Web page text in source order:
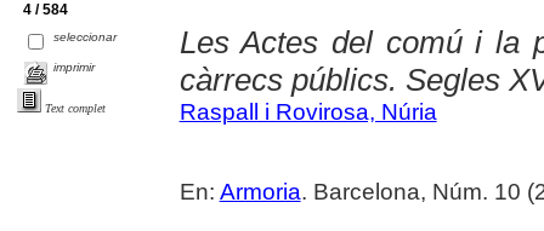
4 / 584
seleccionar
imprimir
Text complet
Les Actes del comú i la
càrrecs públics. Segles
Raspall i Rovirosa, Núria
En: Armoria. Barcelona, Núm. 10